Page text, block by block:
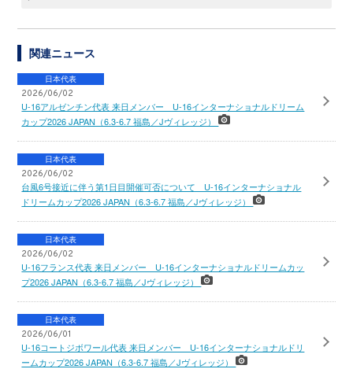
関連ニュース
日本代表
2026/06/02
U-16アルゼンチン代表 来日メンバー U-16インターナショナルドリーム
カップ2026 JAPAN（6.3-6.7 福島／Jヴィレッジ）
日本代表
2026/06/02
台風6号接近に伴う第1日目開催可否について U-16インターナショナル
ドリームカップ2026 JAPAN（6.3-6.7 福島／Jヴィレッジ）
日本代表
2026/06/02
U-16フランス代表 来日メンバー U-16インターナショナルドリームカッ
プ2026 JAPAN（6.3-6.7 福島／Jヴィレッジ）
日本代表
2026/06/01
U-16コートジボワール代表 来日メンバー U-16インターナショナルドリ
ームカップ2026 JAPAN（6.3-6.7 福島／Jヴィレッジ）